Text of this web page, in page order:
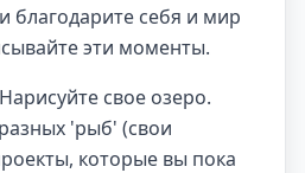
благодарите себя и мир
эти моменты.
Нарисуйте свое озеро.
'рыб' (свои
которые вы пока